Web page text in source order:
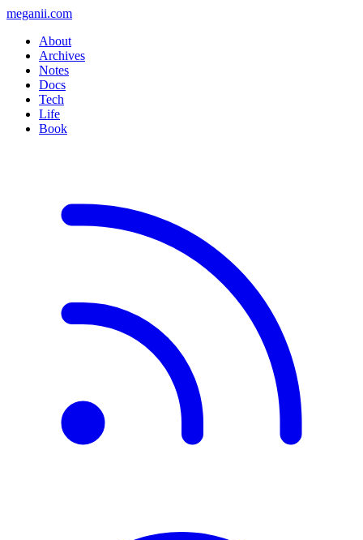
meganii.com
About
Archives
Notes
Docs
Tech
Life
Book